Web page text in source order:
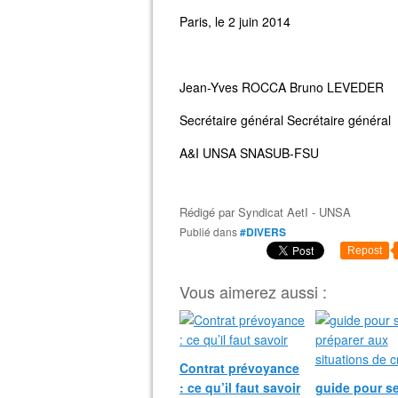
Paris, le 2 juin 2014
Jean-Yves ROCCA Bruno LEVEDER
Secrétaire général Secrétaire général
A&I UNSA SNASUB-FSU
Rédigé parSyndicat AetI - UNSA
Publié dans#DIVERS
Repost
Vous aimerez aussi :
Contrat prévoyance
: ce qu’il faut savoir
guide pour